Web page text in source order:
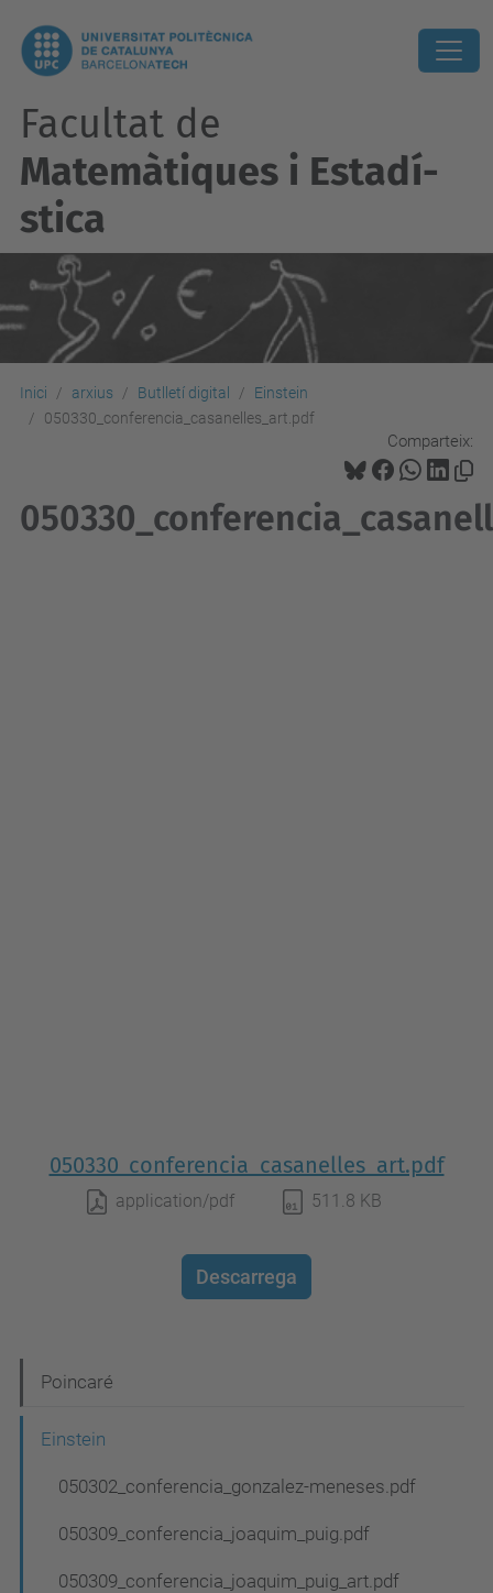
Facultat de
Matemàtiques i Estadí­
stica
Inici arxius Butlletí digital
Einstein
050330_conferencia_casanelles_art.pdf
Comparteix:
050330_conferencia_casanelles_art.pdf
application/pdf 511.8 KB
Descarrega
a
Poincaré
Einstein
050302_conferencia_gonzalez-meneses.pdf
050309_conferencia_joaquim_puig.pdf
050309_conferencia_joaquim_puig_art.pdf